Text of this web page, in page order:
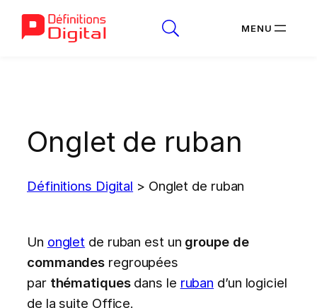
Onglet de ruban
Définitions Digital > Onglet de ruban
Un onglet de ruban est un groupe de
commandes regroupées
par thématiquesdans le ruban d’un logiciel
de la suite Office.